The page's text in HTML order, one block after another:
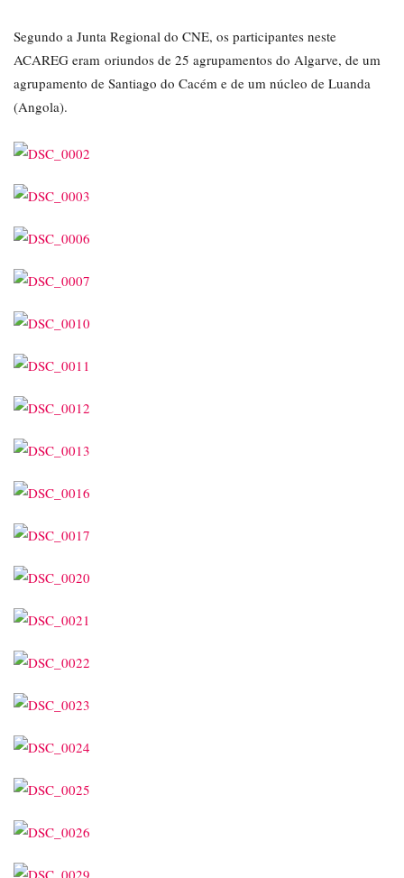
Segundo a Junta Regional do CNE, os participantes neste
ACAREG eram oriundos de 25 agrupamentos do Algarve, de um
agrupamento de Santiago do Cacém e de um núcleo de Luanda
(Angola).